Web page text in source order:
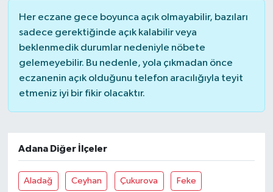
Her eczane gece boyunca açık olmayabilir, bazıları
sadece gerektiğinde açık kalabilir veya
beklenmedik durumlar nedeniyle nöbete
gelemeyebilir. Bu nedenle, yola çıkmadan önce
eczanenin açık olduğunu telefon aracılığıyla teyit
etmeniz iyi bir fikir olacaktır.
Adana Diğer İlçeler
Aladağ Ceyhan Çukurova Feke